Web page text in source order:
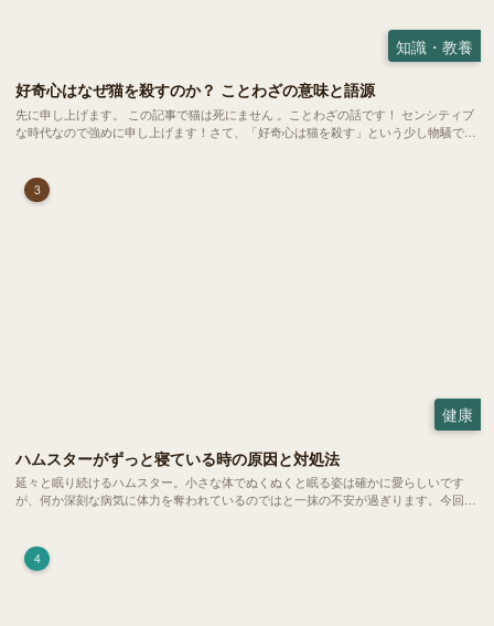
知識・教養
好奇心はなぜ猫を殺すのか？ ことわざの意味と語源
先に申し上げます。 この記事で猫は死にません 。ことわざの話です！ センシティブ
な時代なので強めに申し上げます！さて、「好奇心は猫を殺す」という少し物騒で、
3
健康
ハムスターがずっと寝ている時の原因と対処法
延々と眠り続けるハムスター。小さな体でぬくぬくと眠る姿は確かに愛らしいです
が、何か深刻な病気に体力を奪われているのではと一抹の不安が過ぎります。今回
4